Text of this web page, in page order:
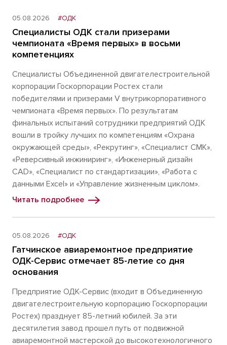
05.08.2026 #ОДК
Специалисты ОДК стали призерами
чемпионата «Время первых» в восьми
компетенциях
Специалисты Объединенной двигателестроительной
корпорации Госкорпорации Ростех стали
победителями и призерами V внутрикорпоративного
чемпионата «Время первых». По результатам
финальных испытаний сотрудники предприятий ОДК
вошли в тройку лучших по компетенциям «Охрана
окружающей среды», «Рекрутинг», «Специалист СМК»,
«Реверсивный инжиниринг», «Инженерный дизайн
CAD», «Специалист по стандартизации», «Работа с
данными Excel» и «Управление жизненным циклом».
Читать подробнее
05.08.2026 #ОДК
Гатчинское авиаремонтное предприятие
ОДК-Сервис отмечает 85-летие со дня
основания
Предприятие ОДК-Сервис (входит в Объединенную
двигателестроительную корпорацию Госкорпорации
Ростех) празднует 85-летний юбилей. За эти
десятилетия завод прошел путь от подвижной
авиаремонтной мастерской до высокотехнологичного